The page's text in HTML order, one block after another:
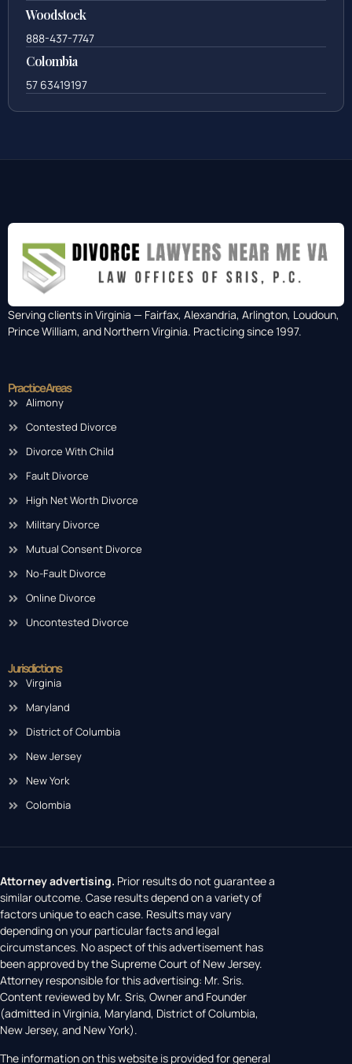
Woodstock
888-437-7747
Colombia
57 63419197
Serving clients in Virginia — Fairfax, Alexandria, Arlington, Loudoun,
Prince William, and Northern Virginia. Practicing since 1997.
Practice Areas
Alimony
Contested Divorce
Divorce With Child
Fault Divorce
High Net Worth Divorce
Military Divorce
Mutual Consent Divorce
No-Fault Divorce
Online Divorce
Uncontested Divorce
Jurisdictions
Virginia
Maryland
District of Columbia
New Jersey
New York
Colombia
Attorney advertising. Prior results do not guarantee a
similar outcome. Case results depend on a variety of
factors unique to each case. Results may vary
depending on your particular facts and legal
circumstances. No aspect of this advertisement has
been approved by the Supreme Court of New Jersey.
Attorney responsible for this advertising: Mr. Sris.
Content reviewed by Mr. Sris, Owner and Founder
(admitted in Virginia, Maryland, District of Columbia,
New Jersey, and New York).
The information on this website is provided for general